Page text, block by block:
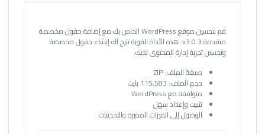
قم بتحسين موقع WordPress الخاص بك مع إضافة حقول مخصصة
متقدمة v3.0.3. هذه الأداة القوية تتيح لك إنشاء حقول مخصصة
وتحسين تجربة إدارة المحتوى لديك.
صيغة الملف: ZIP
حجم الملف: 115,583 بايت
متوافقة مع WordPress
تثبيت وإعداد سهل
الوصول إلى الميزات المميزة والتحديثات